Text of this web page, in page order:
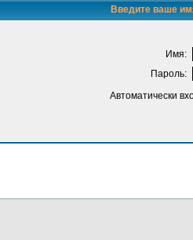
Введите ваше
Имя:
Пароль:
Автоматически